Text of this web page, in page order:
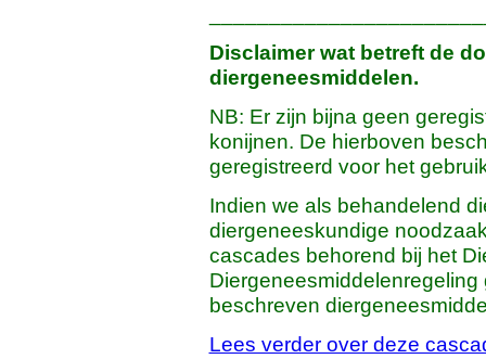
Disclaimer wat betreft de
diergeneesmiddelen.
NB: Er zijn bijna geen
konijnen. De hierboven
geregistreerd voor het
Indien we als behandelend
diergeneeskundige
cascades behorend bij het
beschreven
Lees verder over deze